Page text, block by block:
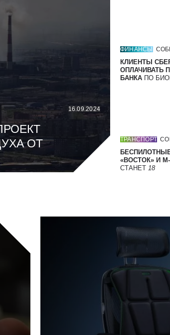
16.09.2024
ОТ
ФИНАНСЫ
КЛИЕНТЫ
ОПЛАЧИВАТЬ
БАНКА ПО
ТРАНСПОРТ
«ВОСТОК» И М-
СТАНЕТ 18